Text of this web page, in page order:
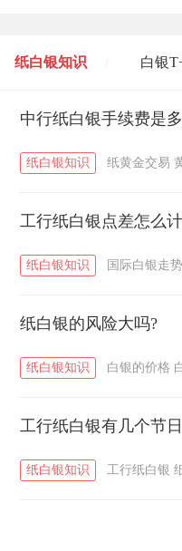
纸白银知识 白银
黄金T+D知识 / 粤
中行纸白银手续费是
纸白银知识 纸黄金交易
工行纸白银点差怎么
纸白银知识 国际白银走势
纸白银的风险大吗?
纸白银知识 白银的价格
工行纸白银有几个节日
纸白银知识 工行纸白银